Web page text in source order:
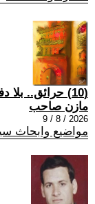
(10) حرائق.. بلا دفاع مدني!!
مازن صاحب
2026 / 8 / 9
مواضيع وابحاث